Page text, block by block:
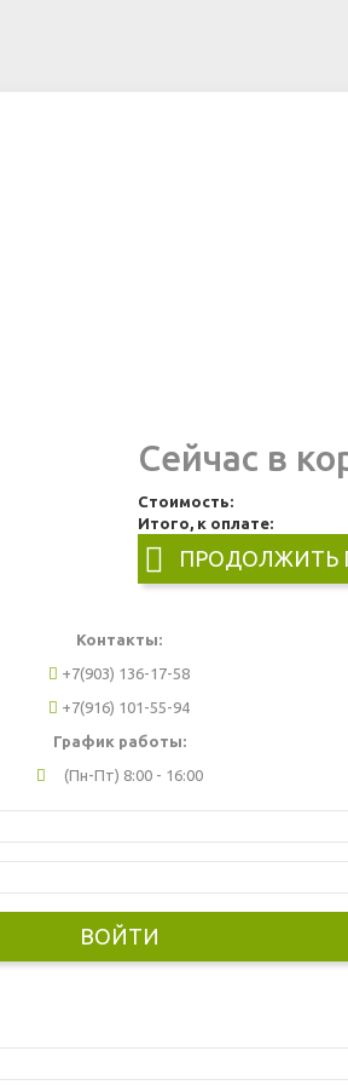
Сейчас в
Стоимость:
Итого, к оплате:
ПРОДОЛЖИТЬ
Контакты:
+7(903) 136-17-58
+7(916) 101-55-94
График работы:
(Пн-Пт) 8:00 - 16:00
ВОЙТИ